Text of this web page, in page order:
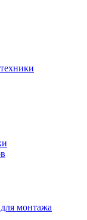
монтажа